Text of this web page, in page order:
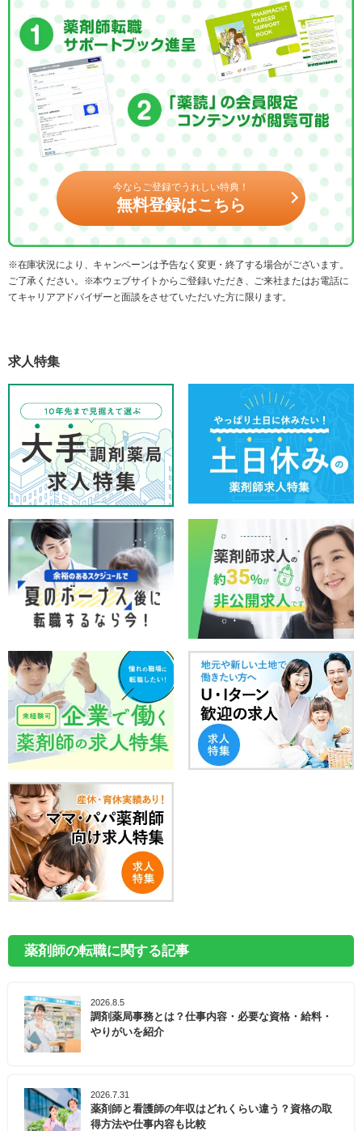
今ならご登録でうれしい特典！
無料登録はこちら
※在庫状況により、キャンペーンは予告なく変更・終了する場合がございます。
ご了承ください。※本ウェブサイトからご登録いただき、ご来社またはお電話に
てキャリアアドバイザーと面談をさせていただいた方に限ります。
求人特集
薬剤師の転職に関する記事
2026.8.5
調剤薬局事務とは？仕事内容・必要な資格・給料・
やりがいを紹介
2026.7.31
薬剤師と看護師の年収はどれくらい違う？資格の取
得方法や仕事内容も比較